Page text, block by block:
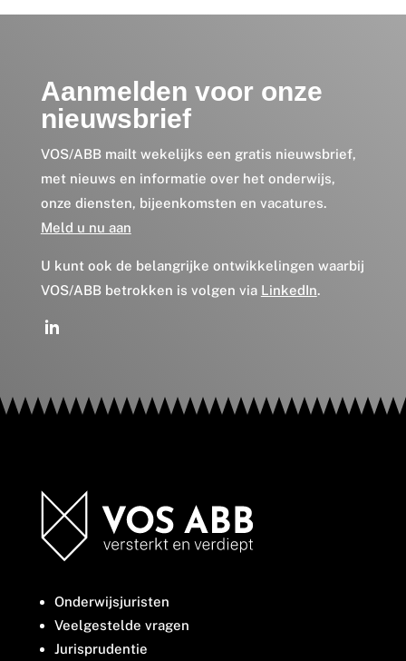
Aanmelden voor onze
nieuwsbrief
VOS/ABB mailt wekelijks een gratis nieuwsbrief,
met nieuws en informatie over het onderwijs,
onze diensten, bijeenkomsten en vacatures.
Meld u nu aan
U kunt ook de belangrijke ontwikkelingen waarbij
VOS/ABB betrokken is volgen via LinkedIn.
Onderwijsjuristen
Veelgestelde vragen
Jurisprudentie